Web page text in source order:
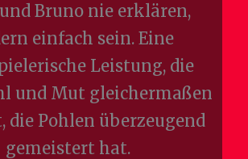
Bruno nie erklären,
einfach sein. Eine
Leistung, die
und Mut gleichermaßen
die Pohlen überzeugend
gemeistert hat.